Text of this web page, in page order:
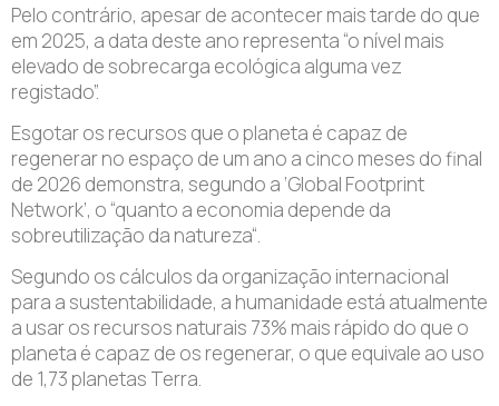
Pelo contrário, apesar de acontecer mais tarde do que
em 2025, a data deste ano representa “o nível mais
elevado de sobrecarga ecológica alguma vez
registado”.
Esgotar os recursos que o planeta é capaz de
regenerar no espaço de um ano a cinco meses do final
de 2026 demonstra, segundo a ‘Global Footprint
Network’, o “quanto a economia depende da
sobreutilização da natureza“.
Segundo os cálculos da organização internacional
para a sustentabilidade, a humanidade está atualmente
a usar os recursos naturais 73% mais rápido do que o
planeta é capaz de os regenerar, o que equivale ao uso
de 1,73 planetas Terra.